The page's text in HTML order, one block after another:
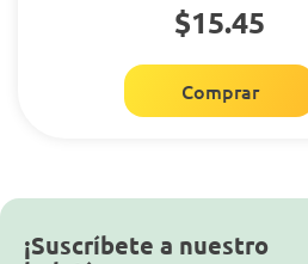
$15.45
Comprar
¡Suscríbete a nuestro